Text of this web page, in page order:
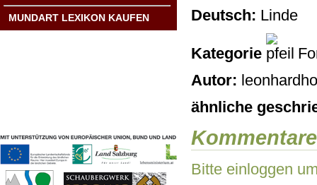
MUNDART LEXIKON KAUFEN Deutsch: Linde
Kategorie
Autor:
ähnliche
Kommentare
Bitte einloggen